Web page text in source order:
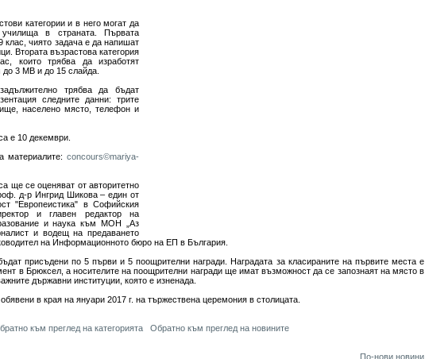
категории и в него могат да
в страната. Първата
клас, чиято задача е да напишат
Втората възрастова категория
които трябва да изработят
3 МВ и до 15 слайда.
трябва да бъдат
следните данни: трите
населено място, телефон и
е 10 декември.
материалите: concours©mariya-
ще се оценяват от авторитетно
д-р Ингрид Шикова – един от
"Европеистика" в Софийския
и главен редактор на
и наука към МОН „Аз
и водещ на предаването
на Информационното бюро на ЕП в България.
присъдени по 5 първи и 5 поощрителни награди. Наградата за класираните на първите места е
в Брюксел, а носителите на поощрителни награди ще имат възможност да се запознаят на място в
държавни институции, която е изненада.
в края на януари 2017 г. на тържествена церемония в столицата.
към преглед на категорията
Обратно към преглед на новините
По-нови новини